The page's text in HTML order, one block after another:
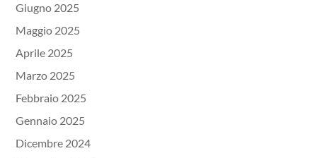
Giugno 2025
Maggio 2025
Aprile 2025
Marzo 2025
Febbraio 2025
Gennaio 2025
Dicembre 2024